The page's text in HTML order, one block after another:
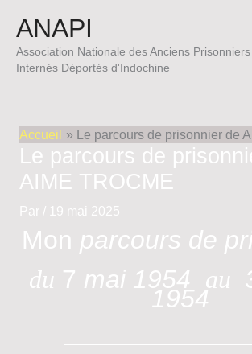
contenu
ANAPI
Association Nationale des Anciens Prisonniers
Internés Déportés d'Indochine
Accueil Le parcours de prisonnier de
Le parcours de
AIME TROCME
Par / 19 mai 2025
Mon parcours de
du 7 mai 1954 au
1954